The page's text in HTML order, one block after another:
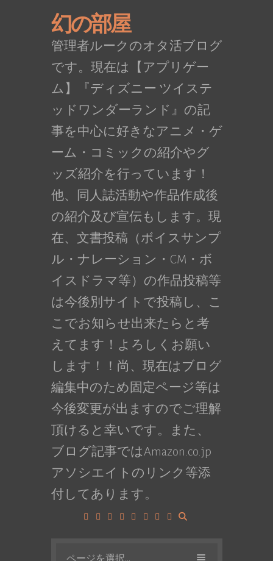
幻の部屋
管理者ルークのオタ活ブログ
です。現在は【アプリゲー
ム】『ディズニー ツイステ
ッドワンダーランド』の記
事を中心に好きなアニメ・ゲ
ーム・コミックの紹介やグ
ッズ紹介を行っています！
他、同人誌活動や作品作成後
の紹介及び宣伝もします。現
在、文書投稿（ボイスサンプ
ル・ナレーション・CM・ボ
イスドラマ等）の作品投稿等
は今後別サイトで投稿し、こ
こでお知らせ出来たらと考
えてます！よろしくお願い
します！！尚、現在はブログ
編集中のため固定ページ等は
今後変更が出ますのでご理解
頂けると幸いです。また、
ブログ記事ではAmazon.co.jp
アソシエイトのリンク等添
付してあります。
ページを選択...